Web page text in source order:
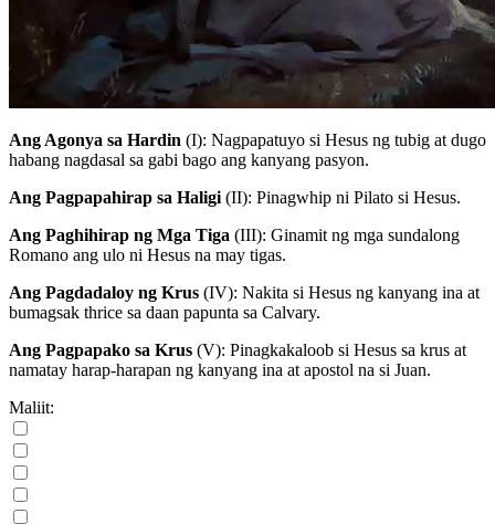
Ang Agonya sa Hardin (I): Nagpapatuyo si Hesus ng tubig at dugo
habang nagdasal sa gabi bago ang kanyang pasyon.
Ang Pagpapahirap sa Haligi (II): Pinagwhip ni Pilato si Hesus.
Ang Paghihirap ng Mga Tiga (III): Ginamit ng mga sundalong
Romano ang ulo ni Hesus na may tigas.
Ang Pagdadaloy ng Krus (IV): Nakita si Hesus ng kanyang ina at
bumagsak thrice sa daan papunta sa Calvary.
Ang Pagpapako sa Krus (V): Pinagkakaloob si Hesus sa krus at
namatay harap-harapan ng kanyang ina at apostol na si Juan.
Maliit: